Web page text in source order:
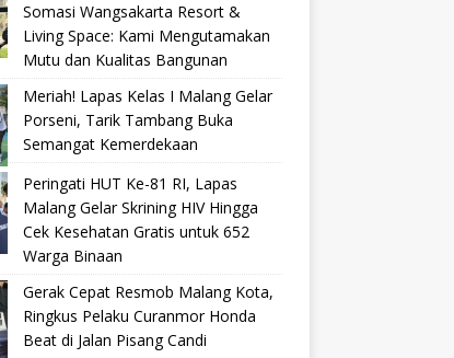
Somasi Wangsakarta Resort &
Living Space: Kami Mengutamakan
Mutu dan Kualitas Bangunan
Meriah! Lapas Kelas I Malang Gelar
Porseni, Tarik Tambang Buka
Semangat Kemerdekaan
Peringati HUT Ke-81 RI, Lapas
Malang Gelar Skrining HIV Hingga
Cek Kesehatan Gratis untuk 652
Warga Binaan
Gerak Cepat Resmob Malang Kota,
Ringkus Pelaku Curanmor Honda
Beat di Jalan Pisang Candi